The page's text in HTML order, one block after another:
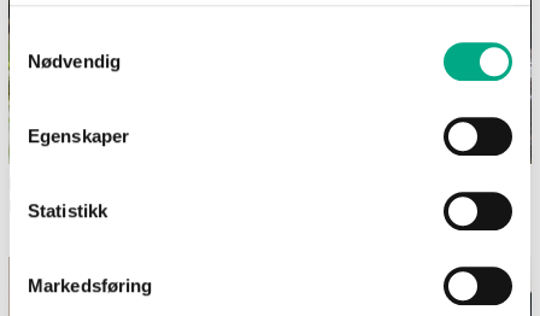
Samtykkevalg
Nødvendig
Egenskaper
Statistikk
Markedsføring
hagen morsomme aktiviteter uten